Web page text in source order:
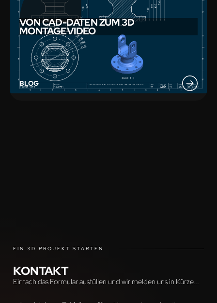
VON CAD-DATEN ZUM 3D
MONTAGEVIDEO
BLOG
EIN 3D PROJEKT STARTEN
KONTAKT
Einfach das Formular ausfüllen und wir melden uns in Kürze...